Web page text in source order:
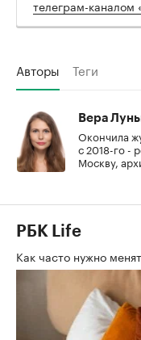
телеграм-каналом
Авторы Теги
Вера
Окончила
с 2018-го -
Москву,
РБК Life
Как часто нужно